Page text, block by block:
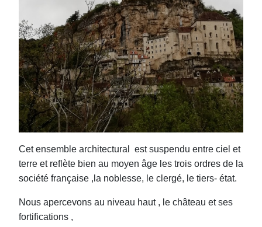
Cet ensemble architectural est suspendu entre ciel et
terre et reflète bien au moyen âge les trois ordres de la
société française ,la noblesse, le clergé, le tiers- état.
Nous apercevons au niveau haut , le château et ses
fortifications ,